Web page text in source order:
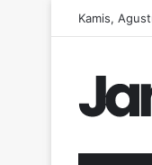
Kamis,